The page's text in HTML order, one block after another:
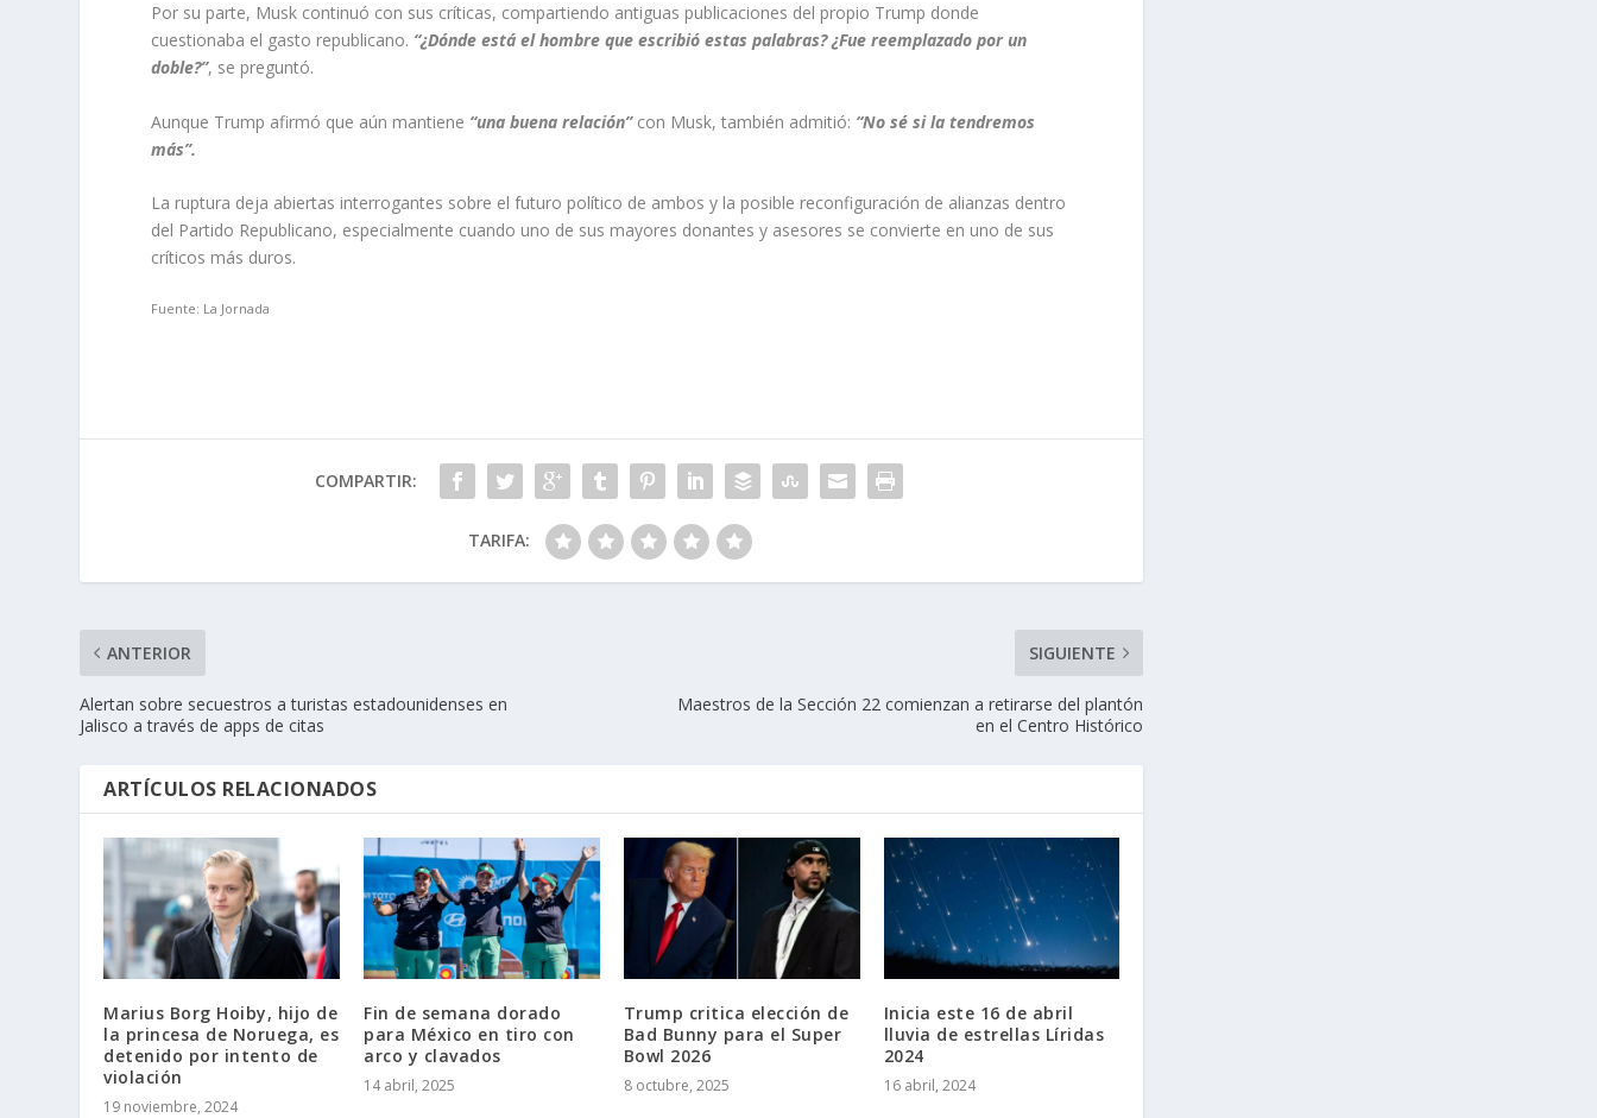
Por su parte, Musk continuó con sus críticas, compartiendo antiguas publicaciones del propio Trump donde
cuestionaba el gasto republicano. “¿Dónde está el hombre que escribió estas palabras? ¿Fue reemplazado por un
doble?”, se preguntó.
Aunque Trump afirmó que aún mantiene “una buena relación” con Musk, también admitió: “No sé si la tendremos
más”.
La ruptura deja abiertas interrogantes sobre el futuro político de ambos y la posible reconfiguración de alianzas dentro
del Partido Republicano, especialmente cuando uno de sus mayores donantes y asesores se convierte en uno de sus
críticos más duros.
Fuente: La Jornada
COMPARTIR:
TARIFA:
ANTERIOR
Alertan sobre secuestros a turistas estadounidenses en
Jalisco a través de apps de citas
SIGUIENTE
Maestros de la Sección 22 comienzan a retirarse del plantón
en el Centro Histórico
ARTÍCULOS RELACIONADOS
Marius Borg Hoiby, hijo de
la princesa de Noruega, es
detenido por intento de
violación
19 noviembre, 2024
Fin de semana dorado
para México en tiro con
arco y clavados
14 abril, 2025
Trump critica elección de
Bad Bunny para el Super
Bowl 2026
8 octubre, 2025
Inicia este 16 de abril
lluvia de estrellas Líridas
2024
16 abril, 2024